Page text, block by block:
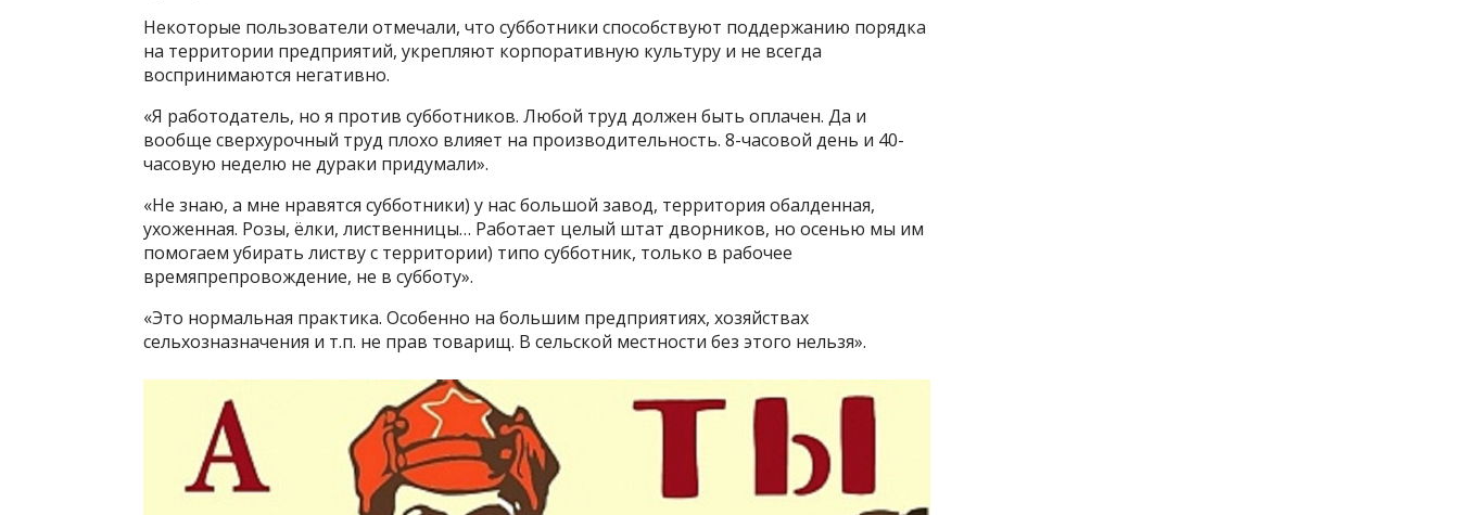
Некоторые пользователи отмечали, что субботники способствуют поддержанию порядка
на территории предприятий, укрепляют корпоративную культуру и не всегда
воспринимаются негативно.
«Я работодатель, но я против субботников. Любой труд должен быть оплачен. Да и
вообще сверхурочный труд плохо влияет на производительность. 8-часовой день и 40-
часовую неделю не дураки придумали».
«Не знаю, а мне нравятся субботники) у нас большой завод, территория обалденная,
ухоженная. Розы, ёлки, лиственницы… Работает целый штат дворников, но осенью мы им
помогаем убирать листву с территории) типо субботник, только в рабочее
времяпрепровождение, не в субботу».
«Это нормальная практика. Особенно на большим предприятиях, хозяйствах
сельхозназначения и т.п. не прав товарищ. В сельской местности без этого нельзя».